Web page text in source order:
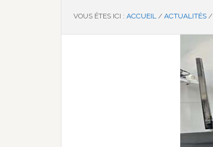
VOUS ÊTES ICI : ACCUEIL / ACTUALITÉS /